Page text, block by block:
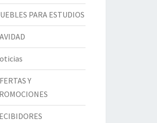
PARA ESTUDIOS
Y